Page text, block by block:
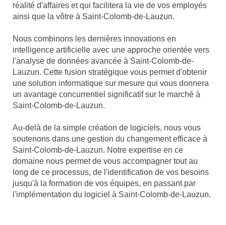
réalité d'affaires et qui facilitera la vie de vos employés
ainsi que la vôtre à Saint-Colomb-de-Lauzun.
Nous combinons les dernières innovations en
intelligence artificielle avec une approche orientée vers
l'analyse de données avancée à Saint-Colomb-de-
Lauzun. Cette fusion stratégique vous permet d'obtenir
une solution informatique sur mesure qui vous donnera
un avantage concurrentiel significatif sur le marché à
Saint-Colomb-de-Lauzun.
Au-delà de la simple création de logiciels, nous vous
soutenons dans une gestion du changement efficace à
Saint-Colomb-de-Lauzun. Notre expertise en ce
domaine nous permet de vous accompagner tout au
long de ce processus, de l'identification de vos besoins
jusqu'à la formation de vos équipes, en passant par
l'implémentation du logiciel à Saint-Colomb-de-Lauzun.